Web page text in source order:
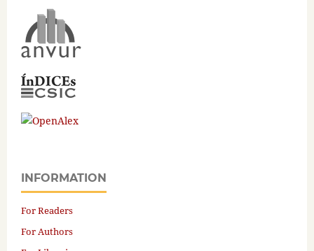
INFORMATION
For Readers
For Authors